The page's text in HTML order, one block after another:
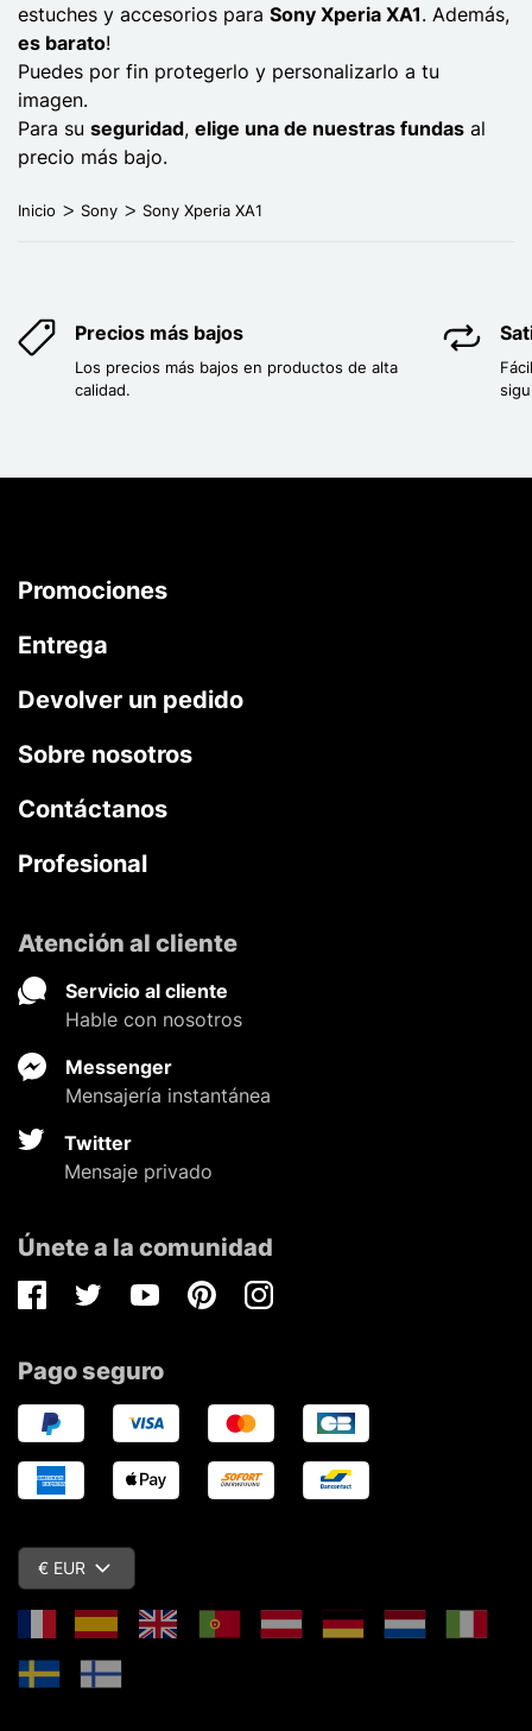
estuches y accesorios para Sony Xperia XA1. Además,
es barato!
Puedes por fin protegerlo y personalizarlo a tu
imagen.
Para su seguridad, elige una de nuestras fundas al
precio más bajo.
Inicio Sony Sony Xperia XA1
Precios más bajos
Los precios más bajos en productos de alta
calidad.
Promociones
Entrega
Devolver un pedido
Sobre nosotros
Contáctanos
Profesional
Atención al cliente
Servicio al cliente
Hable con nosotros
Messenger
Mensajería instantánea
Twitter
Mensaje privado
Únete a la comunidad
FacebookTwitterYoutubePinterestInstagram
Pago seguro
€ EUR